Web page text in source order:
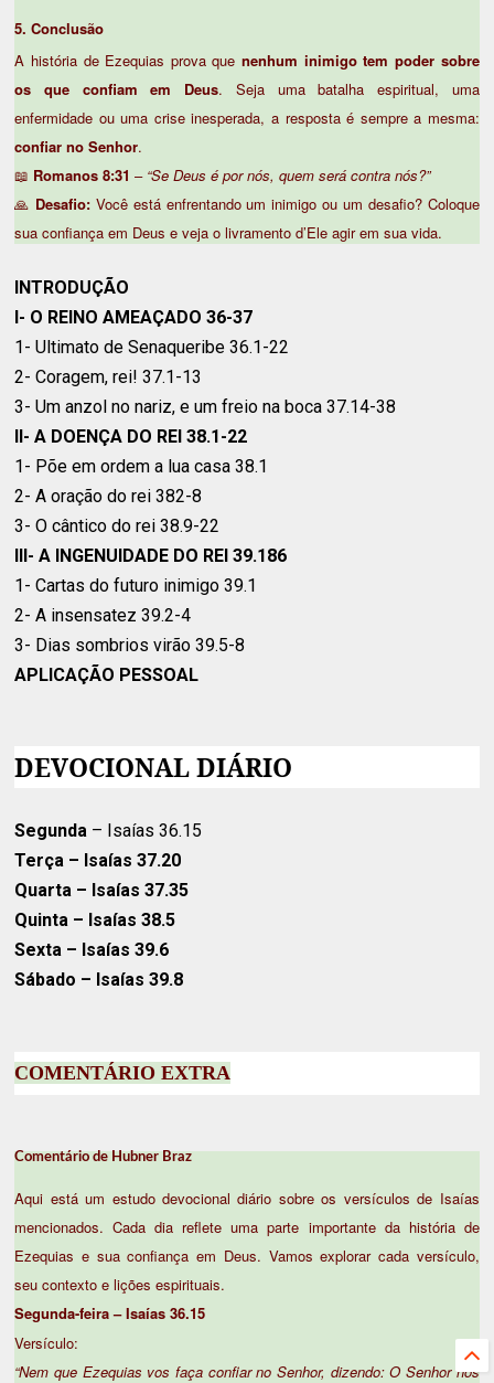
5. Conclusão
A história de Ezequias prova quenenhum inimigo tem poder sobre
os que confiam em Deus. Seja uma batalha espiritual, uma
enfermidade ou uma crise inesperada, a resposta é sempre a mesma:
confiar no Senhor.
📖 Romanos 8:31 – “Se Deus é por nós, quem será contra nós?”
🙏 Desafio: Você está enfrentando um inimigo ou um desafio? Coloque
sua confiança em Deus e veja o livramento d’Ele agir em sua vida.
INTRODUÇÃO
I- O REINO AMEAÇADO 36-37
1- Ultimato de Senaqueribe 36.1-22
2- Coragem, rei! 37.1-13
3- Um anzol no nariz, e um freio na boca 37.14-38
II- A DOENÇA DO REI 38.1-22
1- Põe em ordem a lua casa 38.1
2- A oração do rei 382-8
3- O cântico do rei 38.9-22
III- A INGENUIDADE DO REI 39.186
1- Cartas do futuro inimigo 39.1
2- A insensatez 39.2-4
3- Dias sombrios virão 39.5-8
APLICAÇÃO PESSOAL
DEVOCIONAL DIÁRIO
Segunda – Isaías 36.15
Terça – Isaías 37.20
Quarta – Isaías 37.35
Quinta – Isaías 38.5
Sexta – Isaías 39.6
Sábado – Isaías 39.8
COMENTÁRIO EXTRA
Comentário de Hubner Braz
Aqui está um estudo devocional diário sobre os versículos de Isaías
mencionados. Cada dia reflete uma parte importante da história de
Ezequias e sua confiança em Deus. Vamos explorar cada versículo,
seu contexto e lições espirituais.
Segunda-feira – Isaías 36.15
Versículo:
“Nem que Ezequias vos faça confiar no Senhor, dizendo: O Senhor nos